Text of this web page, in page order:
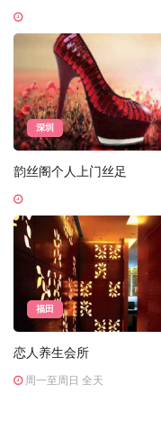
深圳
韵丝阁个人上门丝足
福田
恋人养生会所
周一至周日 全天